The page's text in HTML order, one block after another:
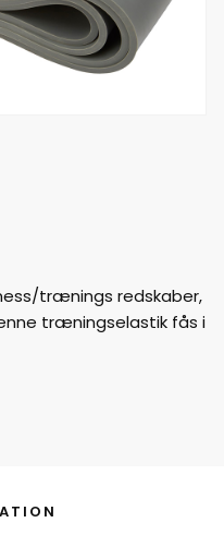
trænings redskaber,
træningselastik fås i